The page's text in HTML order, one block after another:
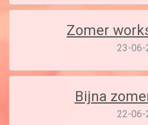
Zomer
23-06-
Bijna
22-06-